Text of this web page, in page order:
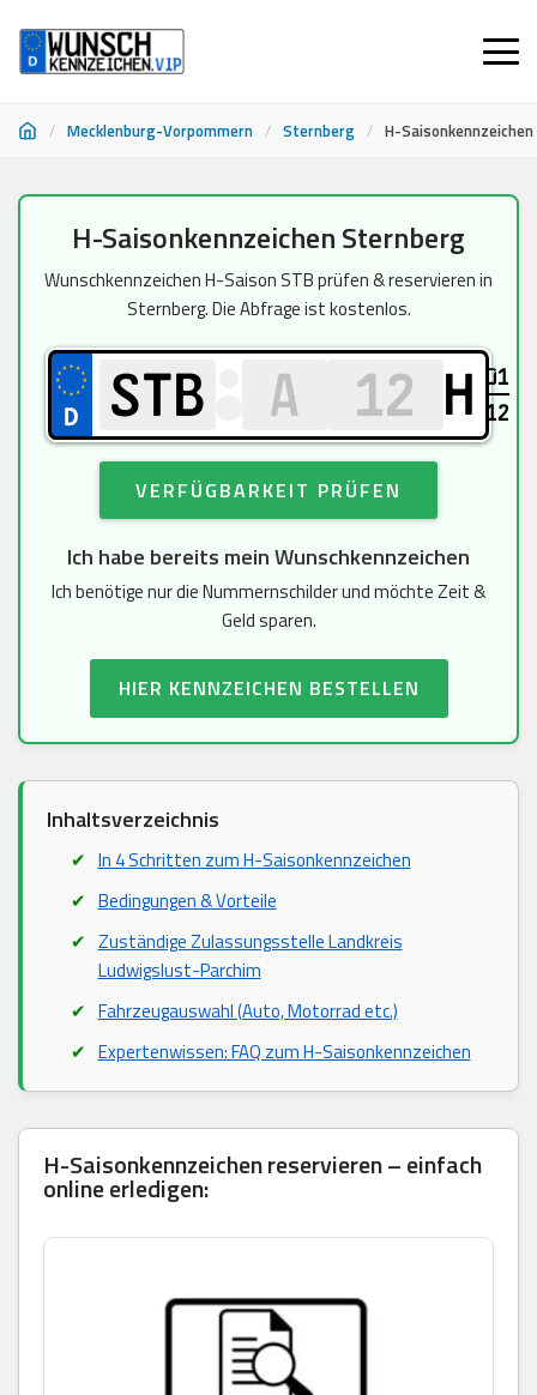
/ Mecklenburg-Vorpommern / Sternberg / H-
springen
H-Saisonkennzeichen Sternberg
Wunschkennzeichen H-Saison STB prüfen & reservieren in
Sternberg. Die Abfrage ist kostenlos.
H
01
12
VERFÜGBARKEIT PRÜFEN
Ich habe bereits mein Wunschkennzeichen
Ich benötige nur die Nummernschilder und möchte Zeit &
Geld sparen.
HIER KENNZEICHEN BESTELLEN
Inhaltsverzeichnis
In 4 Schritten zum H-Saisonkennzeichen
Bedingungen & Vorteile
Zuständige Zulassungsstelle Landkreis
Ludwigslust-Parchim
Fahrzeugauswahl (Auto, Motorrad etc.)
Expertenwissen: FAQ zum H-Saisonkennzeichen
H-Saisonkennzeichen reservieren – einfach
online erledigen: